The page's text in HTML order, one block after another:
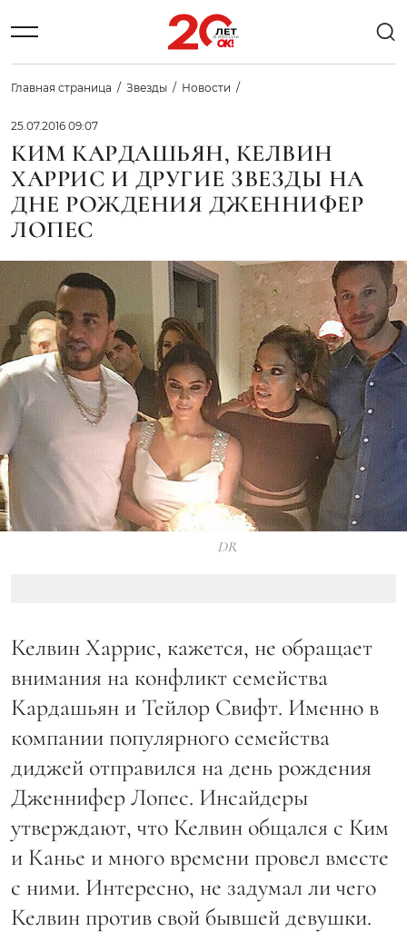
Главная страница Звезды Новости
25.07.2016 09:07
КИМ КАРДАШЬЯН, КЕЛВИН
ХАРРИС И ДРУГИЕ ЗВЕЗДЫ НА
ДНЕ РОЖДЕНИЯ ДЖЕННИФЕР
ЛОПЕС
DR
Келвин Харрис, кажется, не обращает
внимания на конфликт семейства
Кардашьян и Тейлор Свифт. Именно в
компании популярного семейства
диджей отправился на день рождения
Дженнифер Лопес. Инсайдеры
утверждают, что Келвин общался с Ким
и Канье и много времени провел вместе
с ними. Интересно, не задумал ли чего
Келвин против свой бывшей девушки.